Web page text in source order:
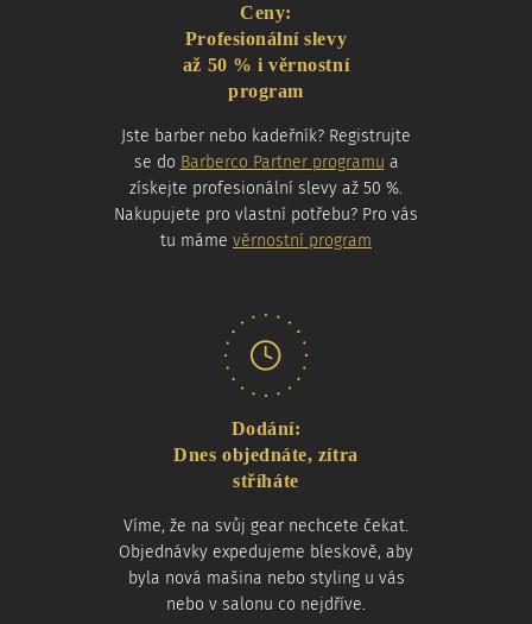
Ceny:
Profesionální slevy
až 50 % i věrnostní
program
Jste barber nebo kadeřník? Registrujte
se do Barberco Partner programu a
získejte profesionální slevy až 50 %.
Nakupujete pro vlastní potřebu? Pro vás
tu máme věrnostní program
Dodání:
Dnes objednáte, zítra
stříháte
Víme, že na svůj gear nechcete čekat.
Objednávky expedujeme bleskově, aby
byla nová mašina nebo styling u vás
nebo v salonu co nejdříve.